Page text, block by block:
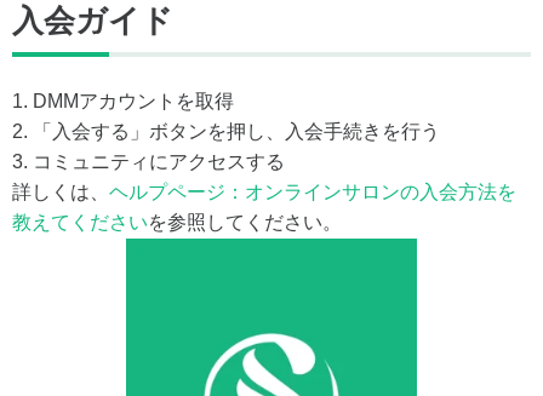
入会ガイド
1. DMMアカウントを取得
2. 「入会する」ボタンを押し、入会手続きを行う
3. コミュニティにアクセスする
詳しくは、 ヘルプページ：オンラインサロンの入会方法を
教えてくださいを参照してください。